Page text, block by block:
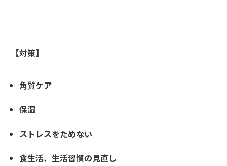
覧
【対策】
角質ケア
保湿
ストレスをためない
食生活、生活習慣の見直し